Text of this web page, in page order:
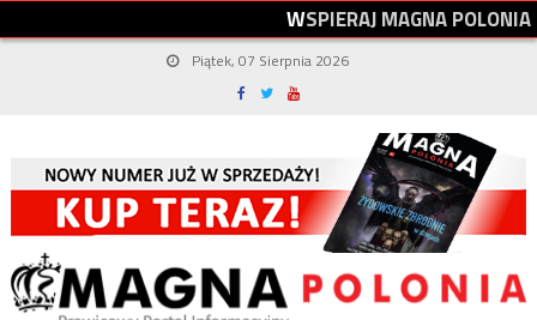
WSPIERAJMAGNAPOLONIA
Piątek, 07 Sierpnia 2026